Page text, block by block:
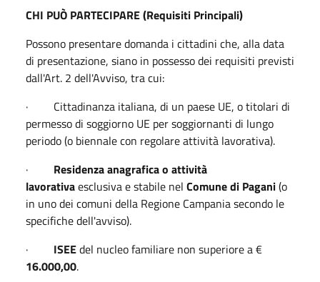
CHI PUÒ PARTECIPARE (Requisiti Principali)
Possono presentare domanda i cittadini che, alla data
di presentazione, siano in possesso dei requisiti previsti
dall'Art. 2 dell'Avviso, tra cui:
· Cittadinanza italiana, di un paese UE, o titolari di
permesso di soggiorno UE per soggiornanti di lungo
periodo (o biennale con regolare attività lavorativa).
· Residenza anagrafica o attività
lavorativaesclusiva e stabile nel Comune di Pagani(o
in uno dei comuni della Regione Campania secondo le
specifiche dell'avviso).
·
ISEEdel nucleo familiare non superiore a €
16.000,00.